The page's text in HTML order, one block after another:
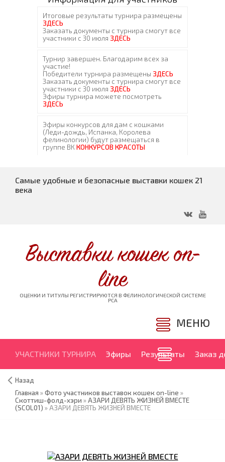
Самые удобные и безопасные выставки кошек 21
века
Выставки кошек on-
line
ОЦЕНКИ И ТИТУЛЫ РЕГИСТРИРУЮТСЯ В ФЕЛИНОЛОГИЧЕСКОЙ СИСТЕМЕ
PCA
МЕНЮ
УЧАСТНИКИ ТУРНИРА Эфиры Результаты Заказ
Назад
Главная »Фото участников выставок кошек on-line »
Скоттиш-фолд-хэри »АЗАРИ ДЕВЯТЬ ЖИЗНЕЙ ВМЕСТЕ
(SCOL01) » АЗАРИ ДЕВЯТЬ ЖИЗНЕЙ ВМЕСТЕ